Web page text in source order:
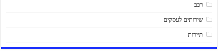
רכב
שירותים לעסקים
תיירות